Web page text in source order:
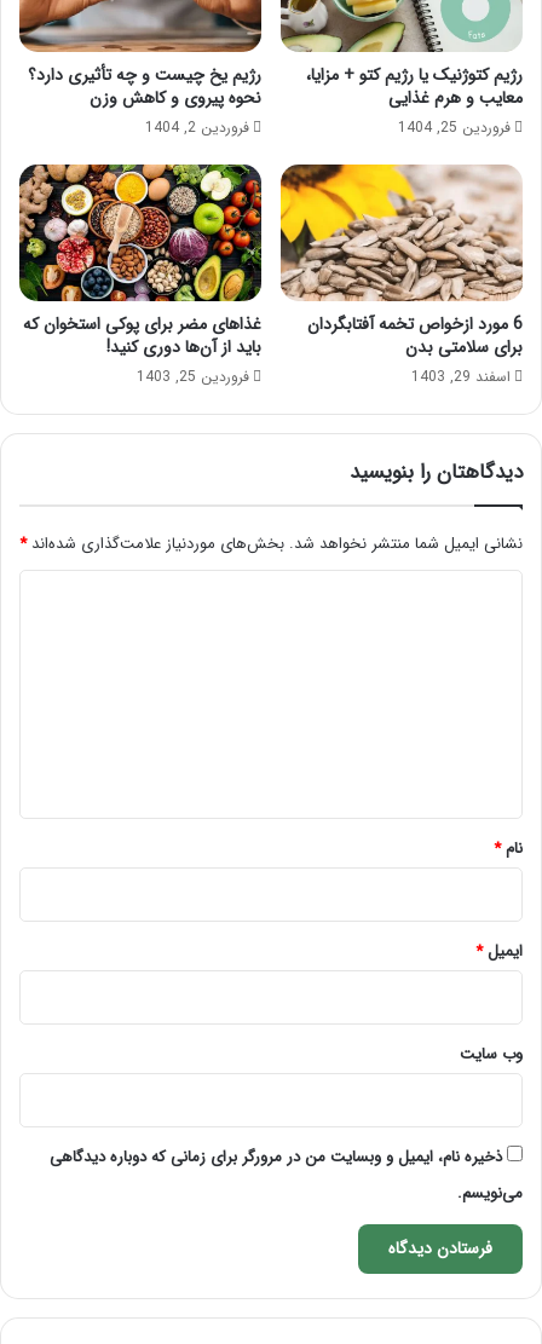
رژیم کتوژنیک یا رژیم کتو + مزایا،
معایب و هرم غذایی
فروردین 25, 1404
رژیم یخ چیست و چه تأثیری دارد؟
نحوه پیروی و کاهش وزن
فروردین 2, 1404
6 مورد ازخواص تخمه آفتابگردان
برای سلامتی بدن
اسفند 29, 1403
غذاهای مضر برای پوکی استخوان که
باید از آن‌ها دوری کنید!
فروردین 25, 1403
دیدگاهتان را بنویسید
نشانی ایمیل شما منتشر نخواهد شد. بخش‌های موردنیاز علامت‌گذاری شده‌اند*
نام*
ایمیل*
وب‌ سایت
ذخیره نام، ایمیل و وبسایت من در مرورگر برای زمانی که دوباره دیدگاهی
می‌نویسم.